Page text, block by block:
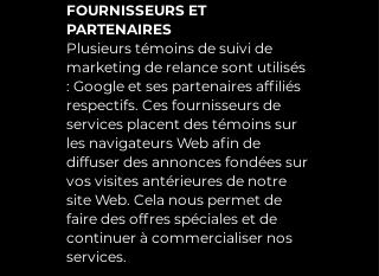
FOURNISSEURS ET
PARTENAIRES
Plusieurs témoins de suivi de
marketing de relance sont utilisés
: Google et ses partenaires affiliés
respectifs. Ces fournisseurs de
services placent des témoins sur
les navigateurs Web afin de
diffuser des annonces fondées sur
vos visites antérieures de notre
site Web. Cela nous permet de
faire des offres spéciales et de
continuer à commercialiser nos
services.